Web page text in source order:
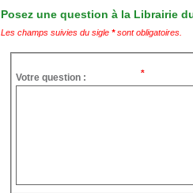
Posez une question à la Librairie
Les champs suivies du sigle *sont obligatoires.
Votre question :